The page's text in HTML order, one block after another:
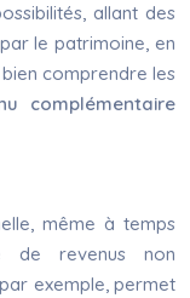
allant des
le patrimoine, en
comprendre les
complémentaire
même à temps
de revenus non
exemple, permet